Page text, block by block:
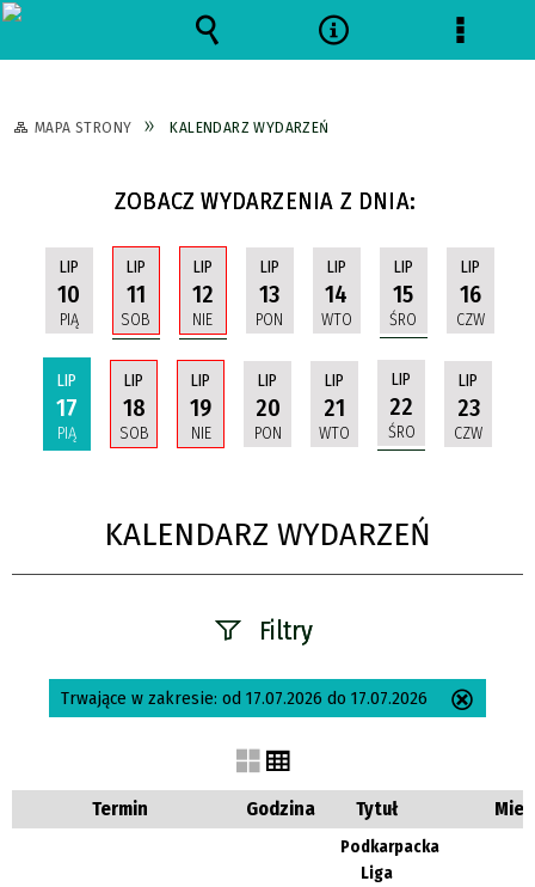
MAPA STRONY KALENDARZ WYDARZEŃ
ZOBACZ WYDARZENIA Z DNIA:
LIP
10
PIĄ
LIP
11
SOB
LIP
12
NIE
LIP
13
PON
LIP
14
WTO
LIP
15
ŚRO
LIP
16
CZW
LIP
17
PIĄ
LIP
18
SOB
LIP
19
NIE
LIP
20
PON
LIP
21
WTO
LIP
22
ŚRO
LIP
23
CZW
KALENDARZ WYDARZEŃ
Filtry
Szukana fraza
Kategoria
Trwające w zakresie: od 17.07.2026 do 17.07.2026
Termin Godzina Tytuł
Podkarpacka
Liga
WyszukiwarkaNarzędzia Menu